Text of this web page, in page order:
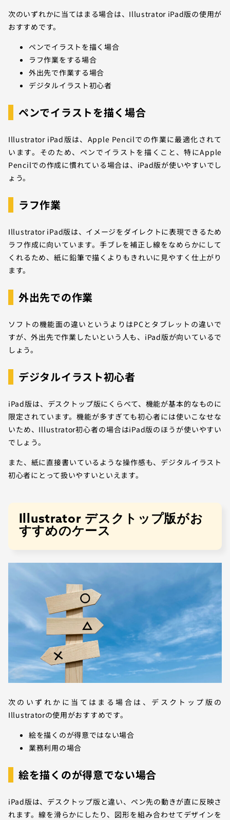
次のいずれかに当てはまる場合は、Illustrator iPad版の使用が
おすすめです。
ペンでイラストを描く場合
ラフ作業をする場合
外出先で作業する場合
デジタルイラスト初心者
ペンでイラストを描く場合
Illustrator iPad版は、Apple Pencilでの作業に最適化されて
います。そのため、ペンでイラストを描くこと、特にApple
Pencilでの作成に慣れている場合は、iPad版が使いやすいでし
ょう。
ラフ作業
Illustrator iPad版は、イメージをダイレクトに表現できるため
ラフ作成に向いています。手ブレを補正し線をなめらかにして
くれるため、紙に鉛筆で描くよりもきれいに見やすく仕上がり
ます。
外出先での作業
ソフトの機能面の違いというよりはPCとタブレットの違いで
すが、外出先で作業したいという人も、iPad版が向いているで
しょう。
デジタルイラスト初心者
iPad版は、デスクトップ版にくらべて、機能が基本的なものに
限定されています。機能が多すぎても初心者には使いこなせな
いため、Illustrator初心者の場合はiPad版のほうが使いやすい
でしょう。
また、紙に直接書いているような操作感も、デジタルイラスト
初心者にとって扱いやすいといえます。
Illustrator デスクトップ版がお
すすめのケース
次のいずれかに当てはまる場合は、デスクトップ版の
Illustratorの使用がおすすめです。
絵を描くのが得意ではない場合
業務利用の場合
絵を描くのが得意でない場合
iPad版は、デスクトップ版と違い、ペン先の動きが直に反映さ
れます。線を滑らかにしたり、図形を組み合わせてデザインを